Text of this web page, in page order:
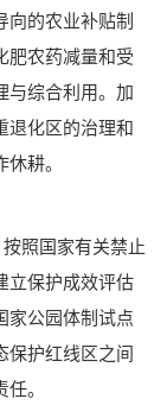
向的农业补贴制
肥农药减量和受
与综合利用。加
退化区的治理和
耕。
照国家有关禁止
立保护成效评估
家公园体制试点
保护红线区之间
。